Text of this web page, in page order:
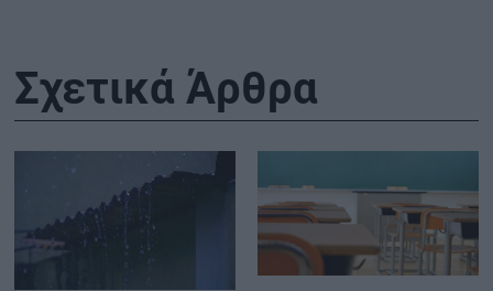
Σχετικά Άρθρα